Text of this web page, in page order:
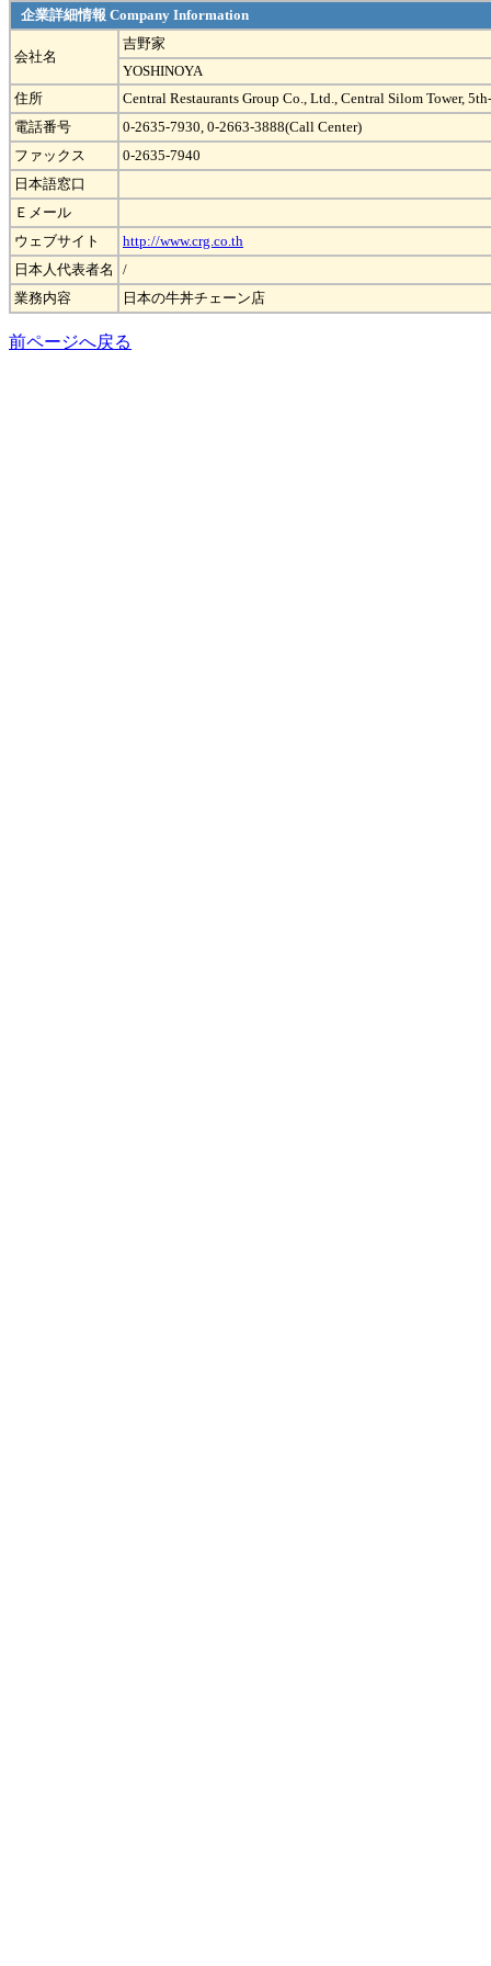
企業詳細情報 Company Information
会社名
吉野家
YOSHINOYA
住所
Central Restaurants Group Co., Ltd., Central Silom Tower,
電話番号
0-2635-7930, 0-2663-3888(Call Center)
ファックス
0-2635-7940
日本語窓口
Ｅメール
ウェブサイト
http://www.crg.co.th
日本人代表者名
/
業務内容
日本の牛丼チェーン店
前ページへ戻る